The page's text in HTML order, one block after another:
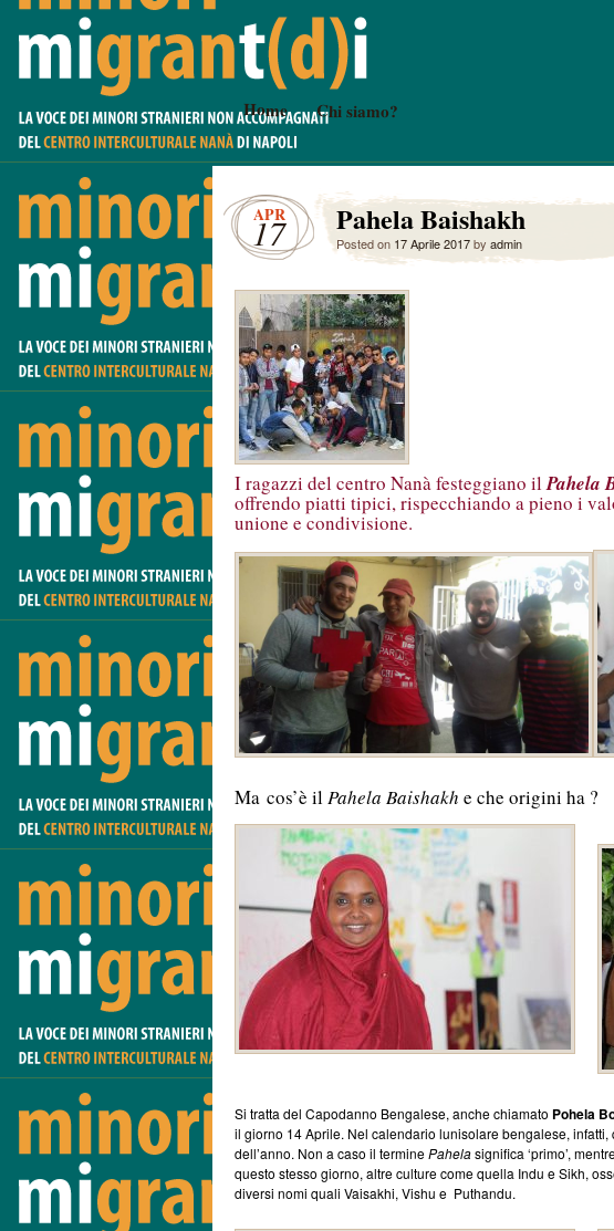
Home Chi siamo?
APR
17 Pahela Baishakh
Posted on 17 Aprile 2017by admin
I ragazzi del centro Nanà festeggiano ilPahela
offrendo piatti tipici, rispecchiando a pieno i
unione e condivisione.
Ma cos’è ilPahela Baishakh e che origini ha ?
Si tratta del Capodanno Bengalese, anche chiamato Pohela
il giorno 14 Aprile. Nel calendario lunisolare bengalese,
dell’anno. Non a caso il terminePahelasignifica ‘primo’,
questo stesso giorno, altre culture come quella Indu e Sikh,
diversi nomi quali Vaisakhi, Vishu e Puthandu.